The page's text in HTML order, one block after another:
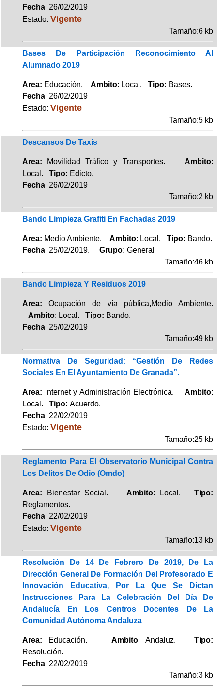
Fecha: 26/02/2019
Estado: Vigente
Tamaño:6 kb
Bases De Participación Reconocimiento Al
Alumnado 2019
Area: Educación. Ambito: Local. Tipo: Bases.
Fecha: 26/02/2019
Estado: Vigente
Tamaño:5 kb
Descansos De Taxis
Area: Movilidad Tráfico y Transportes. Ambito:
Local. Tipo: Edicto.
Fecha: 26/02/2019
Tamaño:2 kb
Bando Limpieza Grafiti En Fachadas 2019
Area: Medio Ambiente. Ambito: Local. Tipo: Bando.
Fecha: 25/02/2019. Grupo: General
Tamaño:46 kb
Bando Limpieza Y Residuos 2019
Area: Ocupación de vía pública,Medio Ambiente.
Ambito: Local. Tipo: Bando.
Fecha: 25/02/2019
Tamaño:49 kb
Normativa De Seguridad: “Gestión De Redes
Sociales En El Ayuntamiento De Granada”.
Area: Internet y Administración Electrónica. Ambito:
Local. Tipo: Acuerdo.
Fecha: 22/02/2019
Estado: Vigente
Tamaño:25 kb
Reglamento Para El Observatorio Municipal Contra
Los Delitos De Odio (Omdo)
Area: Bienestar Social. Ambito: Local. Tipo:
Reglamentos.
Fecha: 22/02/2019
Estado: Vigente
Tamaño:13 kb
Resolución De 14 De Febrero De 2019, De La
Dirección General De Formación Del Profesorado E
Innovación Educativa, Por La Que Se Dictan
Instrucciones Para La Celebración Del Día De
Andalucía En Los Centros Docentes De La
Comunidad Autónoma Andaluza
Area: Educación. Ambito: Andaluz.Tipo:
Resolución.
Fecha: 22/02/2019
Tamaño:3 kb